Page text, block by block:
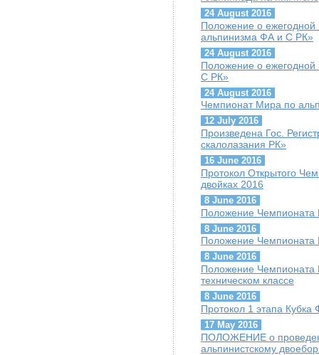
24 August 2016
Положение о ежегодной
альпинизма ФА и С РК»
24 August 2016
Положение о
С РК»
24 August 2016
Чемпионат Мира по
12 July 2016
Произведена Гос.
скалолазания РК»
16 June 2016
Протокол Открытого
двойках 2016
8 June 2016
Положение Чемпионата
8 June 2016
Положение Чемпионата
8 June 2016
Положение Чемпионата
техническом классе
8 June 2016
Протокол 1 этапа
17 May 2016
ПОЛОЖЕНИЕ о
альпинистскому